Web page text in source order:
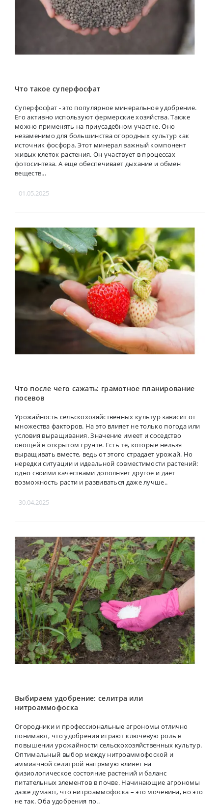
Что такое суперфосфат
Суперфосфат - это популярное минеральное удобрение.
Его активно используют фермерские хозяйства. Также
можно применять на приусадебном участке. Оно
незаменимо для большинства огородных культур как
источник фосфора. Этот минерал важный компонент
живых клеток растения. Он участвует в процессах
фотосинтеза. А еще обеспечивает дыхание и обмен
веществ...
01.05.2025
Что после чего сажать: грамотное планирование
посевов
Урожайность сельскохозяйственных культур зависит от
множества факторов. На это влияет не только погода или
условия выращивания. Значение имеет и соседство
овощей в открытом грунте. Есть те, которые нельзя
выращивать вместе, ведь от этого страдает урожай. Но
нередки ситуации и идеальной совместимости растений:
одно своими качествами дополняет другое и дает
возможность расти и развиваться даже лучше..
30.04.2025
Выбираем удобрение: селитра или
нитроаммофоска
Огородники и профессиональные агрономы отлично
понимают, что удобрения играют ключевую роль в
повышении урожайности сельскохозяйственных культур.
Оптимальный выбор между нитроаммофоской и
аммиачной селитрой напрямую влияет на
физиологическое состояние растений и баланс
питательных элементов в почве. Начинающие агрономы
даже думают, что нитроаммофоска – это мочевина, но это
не так. Оба удобрения по..